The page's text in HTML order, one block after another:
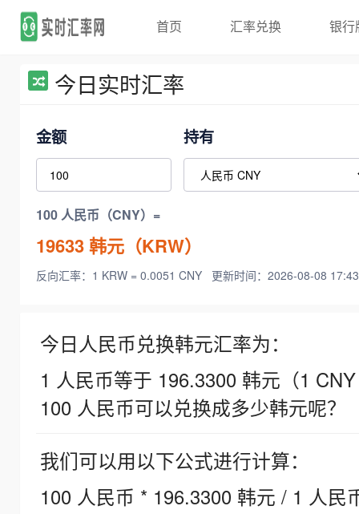
首页 汇率兑换 银行
今日实时汇率
金额 持有
100 人民币（CNY）=
19633韩元（KRW）
反向汇率：1 KRW = 0.0051 CNY 更新时间：2026-08-08
今日人民币兑换韩元汇率为：
1 人民币等于 196.3300 韩元（1
100 人民币可以兑换成多少韩元呢？
我们可以用以下公式进行计算：
100 人民币 * 196.3300 韩元 / 1 人民